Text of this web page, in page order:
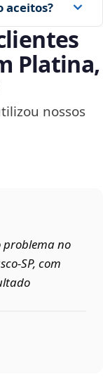
aceitos?
Platina,
nossos
problema no
com